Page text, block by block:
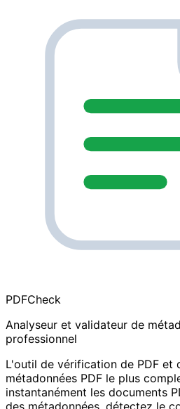
PDFCheck
Analyseur et validateur de
professionnel
L'outil de vérification de PDF et
métadonnées PDF le plus
instantanément les documents
des métadonnées, détectez le